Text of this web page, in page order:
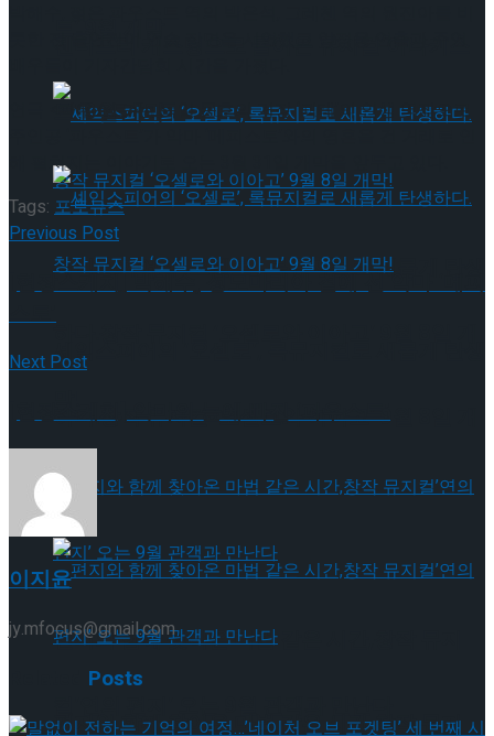
셰익스피어의 ‘오셀로’, 록뮤지컬로 새롭게 탄생
편지와 함께 찾아온 마법 같은 시간,창작 뮤지
트’ 9월 개막
셰익스피어의 ‘오셀로’, 록뮤지컬로 새롭게 탄생
하다.창작 뮤지컬 ‘오셀로와 이아고’ 9월 8일 개
막!
편지와 함께 찾아온 마법 같은 시간,창작 뮤지
연극 <파우스트>는 독일 문호의 거장 ‘괴테’의 인생 역작으로
해 펼쳐지는 이야기로 오는 3월 31일 개막을 앞두고 있다.
Tags: 포토뉴스
Previous Post
[현장스케치] 박해수, 성모마리아 곁에 선 악마 ‘메피
Next Post
[현장스케치] 악마의 늪에 빠진 ‘파우스트’
이지윤
jy.mfocus@gmail.com
Posts